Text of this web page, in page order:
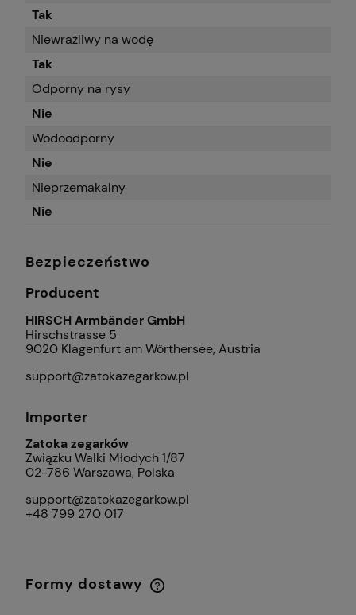
Tak
Niewrażliwy na wodę
Tak
Odporny na rysy
Nie
Wodoodporny
Nie
Nieprzemakalny
Nie
Bezpieczeństwo
Producent
HIRSCH Armbänder GmbH
Hirschstrasse 5
9020 Klagenfurt am Wörthersee, Austria
support@zatokazegarkow.pl
Importer
Zatoka zegarków
Związku Walki Młodych 1/87
02-786 Warszawa, Polska
support@zatokazegarkow.pl
+48 799 270 017
Formy dostawy
Cena nie zawiera ewentualnych kosztów